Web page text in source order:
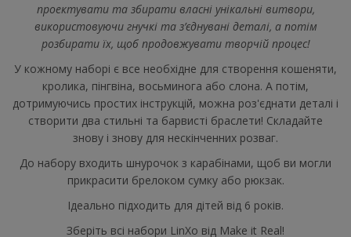
проектувати та збирати власні унікальні витвори,
використовуючи гнучкі та з’єднувані деталі, а потім
розбирати їх, щоб продовжувати творчій процес!
У кожному наборі є все необхідне для створення кошеняти,
кролика, пінгвіна, восьминога або слона. А потім,
дотримуючись простих інструкцій, можна роз'єднати деталі і
створити два стильні та барвисті браслети! Складайте
знову і знову для нескінченних розваг.
До набору входить шнурочок з карабінами, щоб ви могли
прикрасити брелоком сумку або рюкзак.
Ідеально підходить для дітей від 6 років.
Зберіть всі набори LinXo від Make it Real!